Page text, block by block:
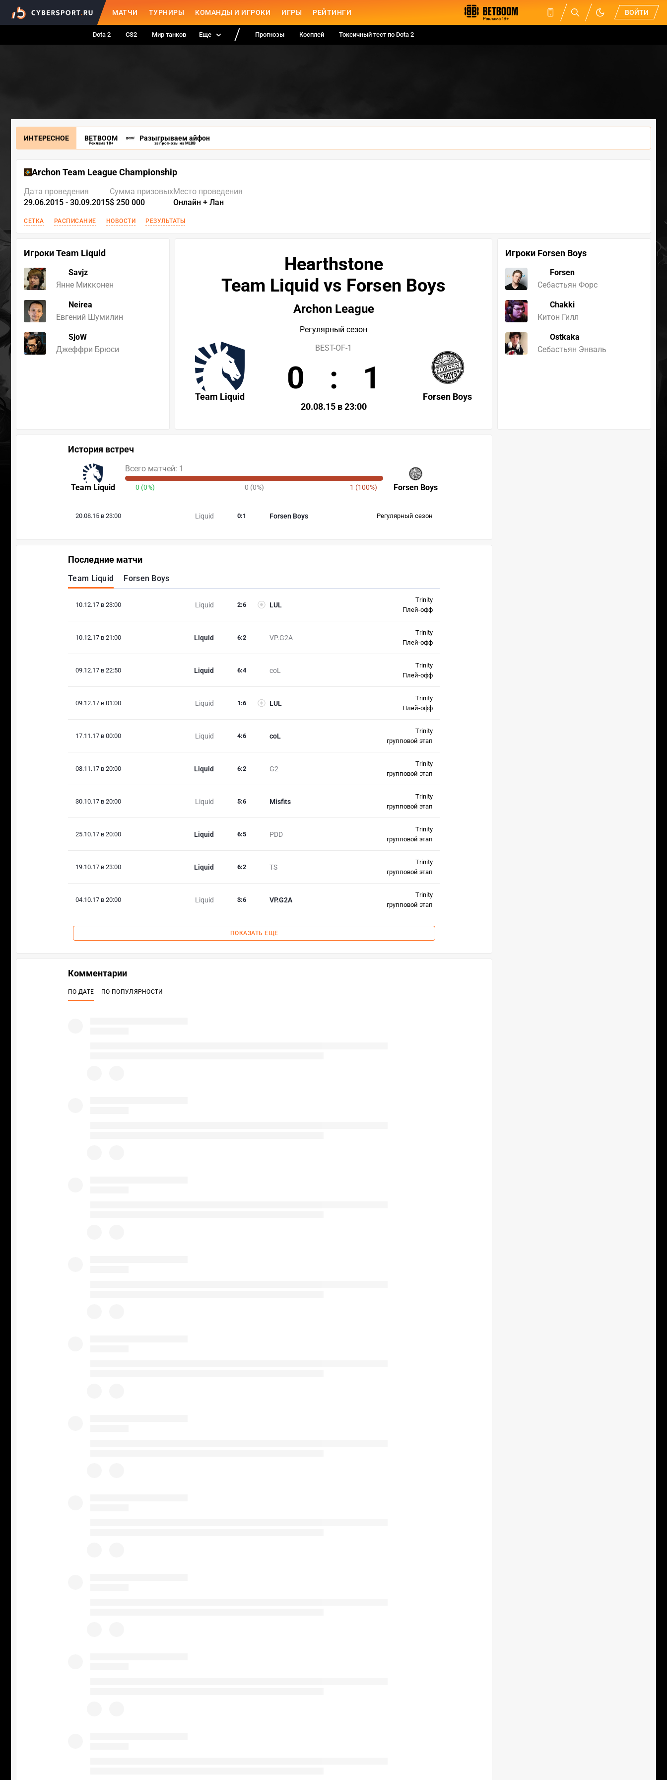
МАТЧИ ТУРНИРЫ КОМАНДЫ И ИГРОКИ ИГРЫ РЕЙТИНГИ ВОЙТИ
Dota 2 CS2 Мир танков Еще Прогнозы Косплей Токсичный тест по Dota 2
ИНТЕРЕСНОЕ BETBOOM
Реклама 18+
Разыгрываем айфон
за прогнозы на MLBB
Archon Team League Championship
Дата проведения
29.06.2015 - 30.09.2015
Сумма призовых
$ 250 000
Место проведения
Онлайн + Лан
СЕТКА РАСПИСАНИЕ НОВОСТИ РЕЗУЛЬТАТЫ
Игроки Team Liquid
Savjz
Янне Микконен
Neirea
Евгений Шумилин
SjoW
Джеффри Брюси
Игроки Forsen Boys
Forsen
Себастьян Форс
Chakki
Китон Гилл
Ostkaka
Себастьян Энваль
Hearthstone
Team Liquid vs Forsen Boys
Archon League
Регулярный сезон
Team Liquid Forsen Boys
BEST-OF-1
0 : 1
20.08.15 в 23:00
История встреч
Team Liquid Forsen Boys
Всего матчей: 1
0 (0%) 0 (0%) 1 (100%)
20.08.15 в 23:00 Liquid Forsen Boys
0:1 Регулярный сезон
Последние матчи
Team Liquid Forsen Boys
10.12.17 в 23:00 Liquid LUL
2:6
Trinity
Плей-офф
10.12.17 в 21:00 Liquid VP.G2A
6:2
Trinity
Плей-офф
09.12.17 в 22:50 Liquid coL
6:4
Trinity
Плей-офф
09.12.17 в 01:00 Liquid LUL
1 :6
Trinity
Плей-офф
17.11.17 в 00:00 Liquid coL
4:6
Trinity
групповой этап
08.11.17 в 20:00 Liquid G2
6:2
Trinity
групповой этап
30.10.17 в 20:00 Liquid Misfits
5:6
Trinity
групповой этап
25.10.17 в 20:00 Liquid PDD
6:5
Trinity
групповой этап
19.10.17 в 23:00 Liquid TS
6:2
Trinity
групповой этап
04.10.17 в 20:00 Liquid VP.G2A
3:6
Trinity
групповой этап
ПОКАЗАТЬ ЕЩЕ
Комментарии
ПО ДАТЕ ПО ПОПУЛЯРНОСТИ